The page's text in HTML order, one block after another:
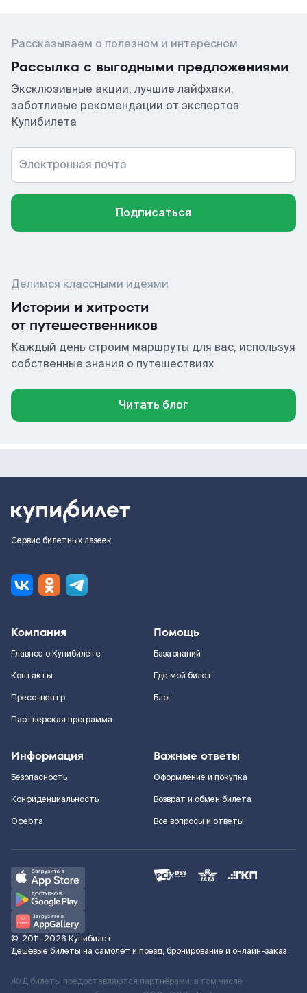
Рассказываем о полезном и интересном
Рассылка с выгодными предложениями
Эксклюзивные акции, лучшие лайфхаки,
заботливые рекомендации от экспертов
Купибилета
Электронная почта
Подписаться
Делимся классными идеями
Истории и хитрости
от путешественников
Каждый день строим маршруты для вас, используя
собственные знания о путешествиях
Читать блог
Сервис билетных лазеек
Компания
Главное о Купибилете
Контакты
Пресс-центр
Партнерская программа
Помощь
База знаний
Где мой билет
Блог
Информация
Безопасность
Конфиденциальность
Оферта
Важные ответы
Оформление и покупка
Возврат и обмен билета
Все вопросы и ответы
© 2011–2026 Купибилет
Дешёвые билеты на самолёт и поезд, бронирование и онлайн-заказ
Ж/Д билеты предоставляются партнёрами, в том числе